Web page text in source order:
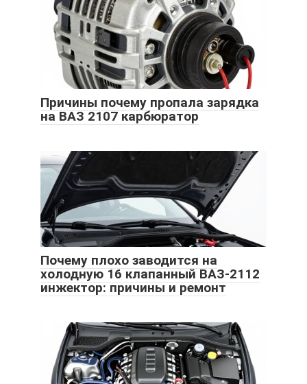
Причины почему пропала зарядка
на ВАЗ 2107 карбюратор
Почему плохо заводится на
холодную 16 клапанный ВАЗ-2112
инжектор: причины и ремонт